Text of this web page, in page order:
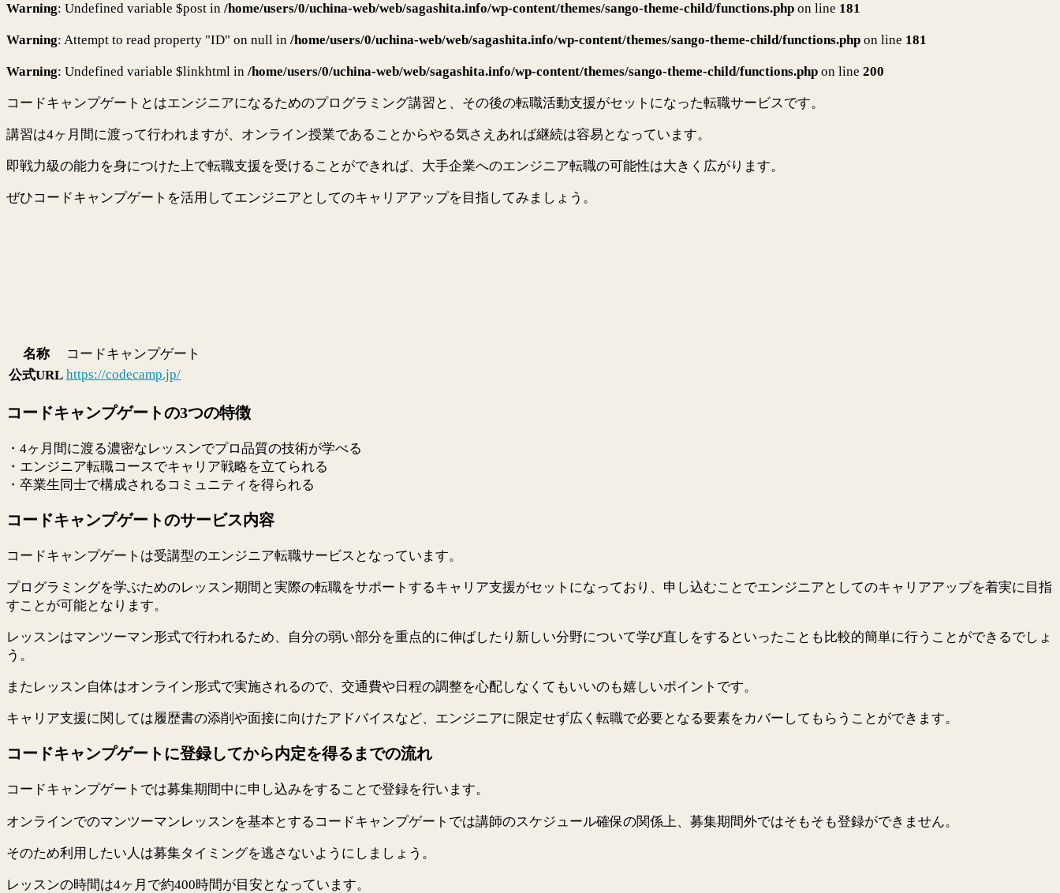
Warning: Undefined variable $post in /home/users/0/uchina-web/web/sagashita.info/wp-content/themes/sango-theme-child/functions.php on line 181
Warning: Attempt to read property "ID" on null in /home/users/0/uchina-web/web/sagashita.info/wp-content/themes/sango-theme-child/functions.php on line 181
Warning: Undefined variable $linkhtml in /home/users/0/uchina-web/web/sagashita.info/wp-content/themes/sango-theme-child/functions.php on line 200
コードキャンプゲートとはエンジニアになるためのプログラミング講習と、その後の転職活動支援がセットになった転職サービスです。
講習は4ヶ月間に渡って行われますが、オンライン授業であることからやる気さえあれば継続は容易となっています。
即戦力級の能力を身につけた上で転職支援を受けることができれば、大手企業へのエンジニア転職の可能性は大きく広がります。
ぜひコードキャンプゲートを活用してエンジニアとしてのキャリアアップを目指してみましょう。
名称
コードキャンプゲート
公式URL https://codecamp.jp/
コードキャンプゲートの3つの特徴
・4ヶ月間に渡る濃密なレッスンでプロ品質の技術が学べる
・エンジニア転職コースでキャリア戦略を立てられる
・卒業生同士で構成されるコミュニティを得られる
コードキャンプゲートのサービス内容
コードキャンプゲートは受講型のエンジニア転職サービスとなっています。
プログラミングを学ぶためのレッスン期間と実際の転職をサポートするキャリア支援がセットになっており、申し込むことでエンジニアとしてのキャリアアップを着実に目指
すことが可能となります。
レッスンはマンツーマン形式で行われるため、自分の弱い部分を重点的に伸ばしたり新しい分野について学び直しをするといったことも比較的簡単に行うことができるでしょ
う。
またレッスン自体はオンライン形式で実施されるので、交通費や日程の調整を心配しなくてもいいのも嬉しいポイントです。
キャリア支援に関しては履歴書の添削や面接に向けたアドバイスなど、エンジニアに限定せず広く転職で必要となる要素をカバーしてもらうことができます。
コードキャンプゲートに登録してから内定を得るまでの流れ
コードキャンプゲートでは募集期間中に申し込みをすることで登録を行います。
オンラインでのマンツーマンレッスンを基本とするコードキャンプゲートでは講師のスケジュール確保の関係上、募集期間外ではそもそも登録ができません。
そのため利用したい人は募集タイミングを逃さないようにしましょう。
レッスンの時間は4ヶ月で約400時間が目安となっています。